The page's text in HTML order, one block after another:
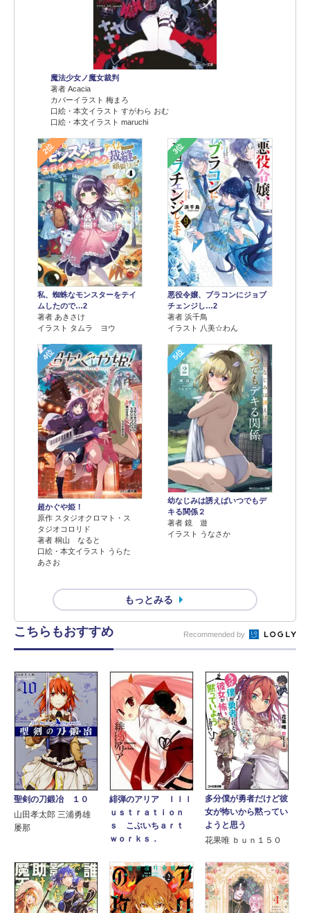
魔法少女ノ魔女裁判
著者 Acacia
カバーイラスト 梅まろ
口絵・本文イラスト すがわら おむ
口絵・本文イラスト maruchi
2位
私、蜘蛛なモンスターをテイ
ムしたので…2
著者 あきさけ
イラスト タムラ ヨウ
3位
悪役令嬢、ブラコンにジョブ
チェンジし…2
著者 浜千鳥
イラスト 八美☆わん
4位
超かぐや姫！
原作 スタジオクロマト・ス
タジオコロリド
著者 桐山 なると
口絵・本文イラスト うらた
あさお
5位
幼なじみは誘えばいつでもデ
キる関係２
著者 鏡 遊
イラスト うなさか
もっとみる
こちらもおすすめ Recommended by
聖剣の刀鍛冶 １０
山田孝太郎 三浦勇雄
屡那
緋弾のアリア Ｉｌｌ
ｕｓｔｒａｔｉｏｎ
ｓ こぶいちａｒｔ
ｗｏｒｋｓ．
多分僕が勇者だけど彼
女が怖いから黙ってい
ようと思う
花果唯 ｂｕｎ１５０